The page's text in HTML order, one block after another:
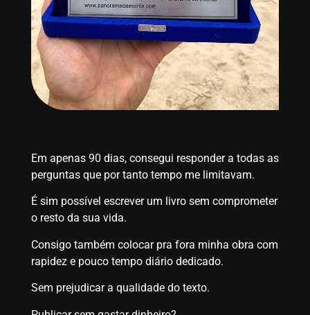
Em apenas 90 dias, consegui responder a todas as
perguntas que por tanto tempo me limitavam.
É sim possível escrever um livro sem comprometer
o resto da sua vida.
Consigo também colocar pra fora minha obra com
rapidez e pouco tempo diário dedicado.
Sem prejudicar a qualidade do texto.